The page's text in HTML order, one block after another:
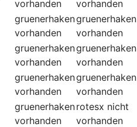
vorhanden
vorhanden
gruenerhaken
vorhanden
gruenerhaken
vorhanden
gruenerhaken
vorhanden
gruenerhaken
vorhanden
gruenerhaken
vorhanden
gruenerhaken
vorhanden
gruenerhaken
vorhanden
rotesx nicht
vorhanden